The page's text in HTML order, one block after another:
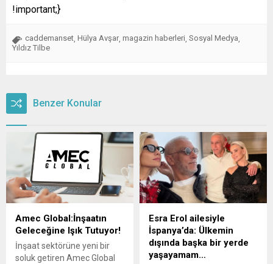
!important;}
caddemanset Hülya Avşar magazin haberleri Sosyal Medya
Yıldız Tilbe
Benzer Konular
Amec Global:İnşaatın
Geleceğine Işık Tutuyor!
İnşaat sektörüne yeni bir
soluk getiren Amec Global
Esra Erol ailesiyle
İspanya’da: Ülkemin
dışında başka bir yerde
yaşayamam…